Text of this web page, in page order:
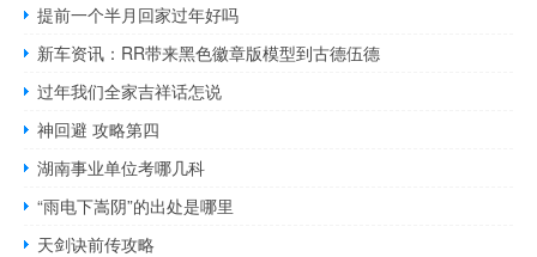
提前一个半月回家过年好吗
新车资讯：RR带来黑色徽章版模型到古德伍德
过年我们全家吉祥话怎说
神回避 攻略第四
湖南事业单位考哪几科
“雨电下嵩阴”的出处是哪里
天剑诀前传攻略